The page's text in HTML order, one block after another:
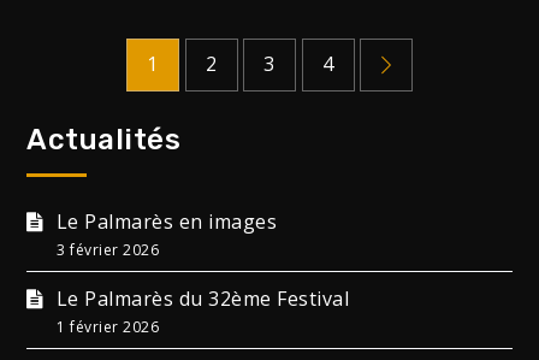
Pagination
des
publications
1 2 3 4
Actualités
Le Palmarès en images
3 février 2026
Le Palmarès du 32ème Festival
1 février 2026